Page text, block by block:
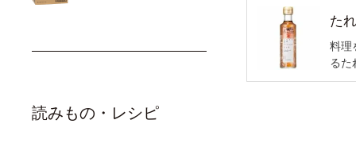
読みもの・レシピ
た
料理
るた